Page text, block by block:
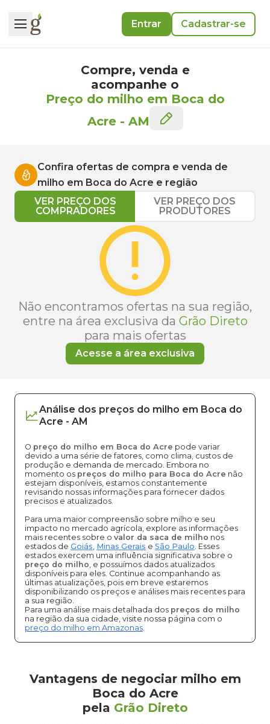
Entrar Cadastrar-se
Compre, venda e
acompanhe o
Preço do milho em Boca do
Acre - AM
Confira ofertas de compra e venda de
milho em Boca do Acre e região
VER PREÇO DOS
COMPRADORES
VER PREÇO DOS
PRODUTORES
Não encontramos ofertas na sua região,
entre na área exclusiva da Grão Direto
para mais ofertas
Acesse a área exclusiva
Análise dos preços do milho em Boca do
Acre - AM
O preço do milho em Boca do Acre pode variar
devido a uma série de fatores, como clima, custos de
produção e demanda de mercado. Embora no
momento os preços do milho para Boca do Acre não
estejam disponíveis, estamos constantemente
revisando nossas informações para fornecer dados
precisos e atualizados.
Para uma maior compreensão sobre milho e seu
impacto no mercado agrícola, explore as informações
mais recentes sobre o valor da saca de milho nos
estados de Goiás, Minas Gerais e São Paulo. Esses
estados exercem uma influência significativa sobre o
preço do milho, e possuímos dados atualizados
disponíveis para eles. Continue acompanhando as
últimas atualizações, pois em breve estaremos
disponibilizando os preços e análises mais recentes para
a sua região.
Para uma análise mais detalhada dos preços do milho
na região da sua cidade, visite nossa página com o
preço do milho em Amazonas.
Vantagens de negociar milho em
Boca do Acre
pela Grão Direto